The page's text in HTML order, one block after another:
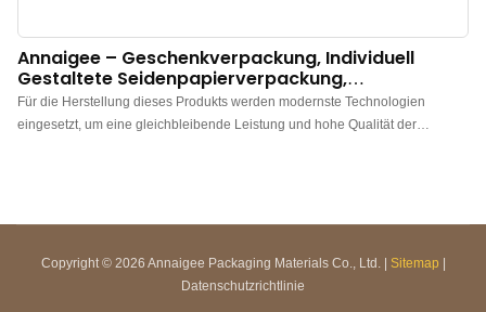
Annaigee – Geschenkverpackung, Individuell
Gestaltete Seidenpapierverpackung,
Personalisierte Schachteln Mit Logo,
Verpackungsbox
Für die Herstellung dieses Produkts werden modernste Technologien
eingesetzt, um eine gleichbleibende Leistung und hohe Qualität der
Copyright © 2026 Annaigee Packaging Materials Co., Ltd. | Sitemap
Datenschutzrichtlinie